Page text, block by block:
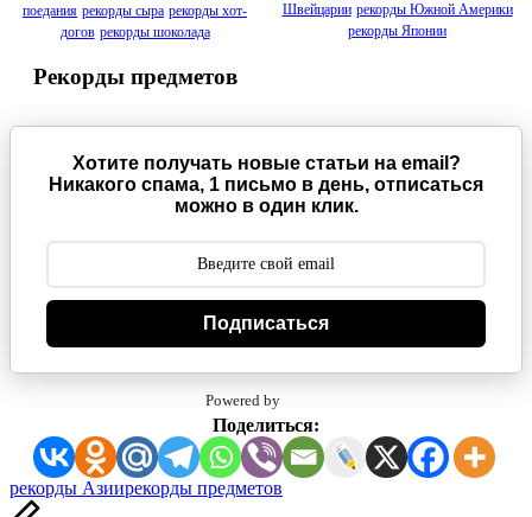
поедания рекорды сыра рекорды хот-
догов рекорды шоколада
Рекорды предметов
Швейцарии рекорды Южной Америки
рекорды Японии
Хотите получать новые статьи на email?
Никакого спама, 1 письмо в день, отписаться
можно в один клик.
Подписаться
Powered by
Поделиться:
Метки:
рекорды Азиирекорды предметов